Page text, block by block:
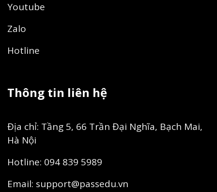
Youtube
Zalo
Hotline
Thông tin liên hệ
Địa chỉ: Tầng 5, 66 Trần Đại Nghĩa, Bạch Mai,
Hà Nội
Hotline: 094 839 5989
Email: support@passedu.vn